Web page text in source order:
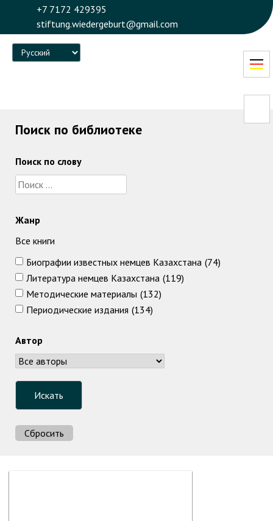
+7 7172 429395
stiftung.wiedergeburt@gmail.com
Language
Поиск по библиотеке
Поиск по слову
Жанр
Все книги
Биографии известных немцев Казахстана (74)
Литература немцев Казахстана (119)
Методические материалы (132)
Периодические издания (134)
Автор